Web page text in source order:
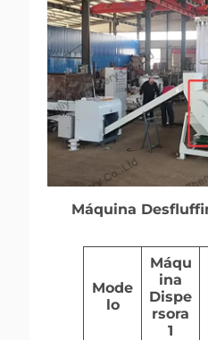
Máquina
Mode
lo
Máqu
ina
Dispe
rsora
1